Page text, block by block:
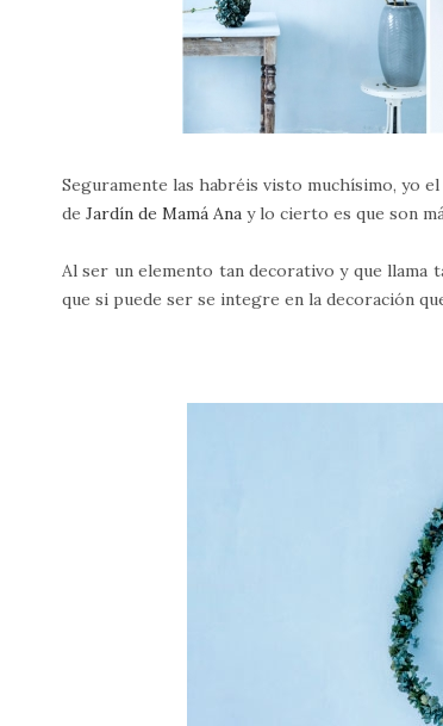
Seguramente las habréis visto muchísimo, yo
de Jardín de Mamá Ana y lo cierto es que son
Al ser un elemento tan decorativo y que llama
que si puede ser se integre en la decoración